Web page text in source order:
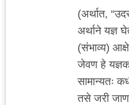
(अर्थात,
अर्थाने यज्ञ
(संभाव्य)
जेवण हे
सामान्यतः
तसे जरी